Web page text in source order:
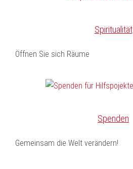
Spiritualität
Öffnen Sie sich Räume
Spenden
Gemeinsam die Welt verändern!